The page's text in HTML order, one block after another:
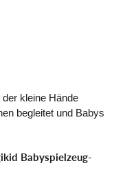
der kleine Hände
begleitet und Babys
Babyspielzeug-